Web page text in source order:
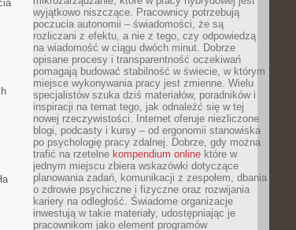
wyjątkowo niszczące. Pracownicy potrzebują
poczucia autonomii – świadomości, że są
rozliczani z efektu, a nie z tego, czy odpowiedzą
na wiadomość w ciągu dwóch minut. Dobrze
opisane procesy i transparentność oczekiwań
pomagają budować stabilność w świecie, w którym
miejsce wykonywania pracy jest zmienne. Wielu
specjalistów szuka dziś materiałów, poradników i
inspiracji na temat tego, jak odnaleźć się w tej
nowej rzeczywistości. Internet oferuje niezliczone
blogi, podcasty i kursy – od ergonomii stanowiska
po psychologię pracy zdalnej. Dobrze, gdy można
trafić na rzetelne kompendium online które w
jednym miejscu zbiera wskazówki dotyczące
planowania zadań, komunikacji z zespołem, dbania
o zdrowie psychiczne i fizyczne oraz rozwijania
kariery na odległość. Świadome organizacje
inwestują w takie materiały, udostępniając je
pracownikom jako element programów